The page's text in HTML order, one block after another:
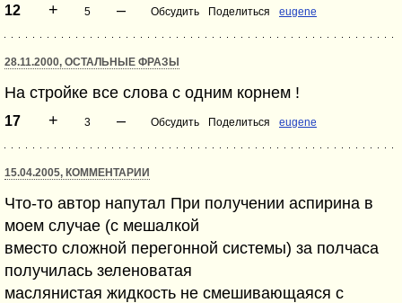
12 + 5 – Обсудить Поделиться eugene
28.11.2000, ОСТАЛЬНЫЕ ФРАЗЫ
На стройке все слова с одним корнем !
17 + 3 – Обсудить Поделиться eugene
15.04.2005, КОММЕНТАРИИ
Что-то автор напутал При получении аспирина в
моем случае (с мешалкой
вместо сложной перегонной системы) за полчаса
получилась зеленоватая
маслянистая жидкость не смешивающаяся с